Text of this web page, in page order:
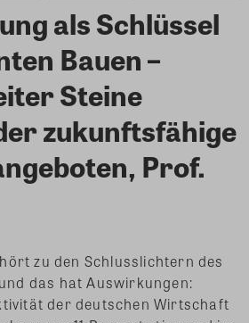
als Schlüssel
Bauen –
Steine
zukunftsfähige
Prof.
zu den Schlusslichtern des
das hat Auswirkungen:
der deutschen Wirtschaft